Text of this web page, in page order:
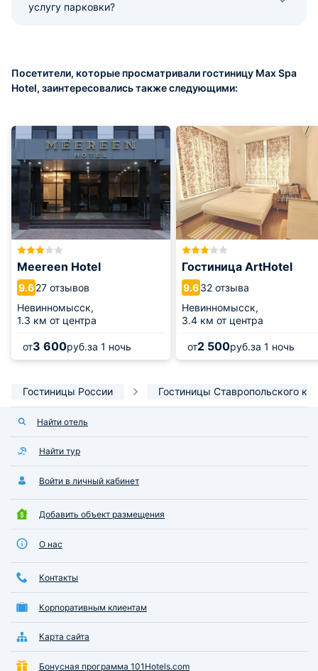
услугу парковки?
Посетители, которые просматривали гостиницу Max Spa
Hotel, заинтересовались также следующими:
Meereen Hotel
9.627 отзывов
Невинномысск,
1.3 км от центра
от3 600руб.за 1 ночь
Гостиница ArtHotel
9.632 отзыва
Невинномысск,
3.4 км от центра
от2 500руб.за 1 ночь
Гостиницы России Гостиницы Ставропольского
Найти отель
Найти тур
Войти в личный кабинет
Добавить объект размещения
О нас
Контакты
Корпоративным клиентам
Карта сайта
Бонусная программа 101Hotels.com